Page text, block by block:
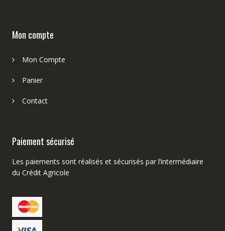
Mon compte
Mon Compte
Panier
Contact
Paiement sécurisé
Les paiements sont réalisés et sécurisés par l’intermédiaire
du Crédit Agricole